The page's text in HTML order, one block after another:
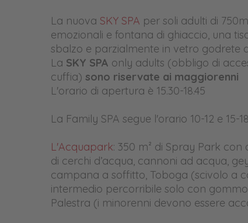
La nuova SKY SPA per soli adulti di
emozionali e fontana di ghiaccio, una
sbalzo e parzialmente in vetro godrete
La SKY SPA only adults (obbligo di
cuffia) sono riservate ai maggiorenni
L'orario di apertura è 15.30-18.45
La Family SPA segue l'orario 10-12 e 15-
L'Acquapark: 350 m² di Spray Park
di cerchi d’acqua, cannoni ad acqua,
campana a soffitto, Toboga (scivolo a
intermedio percorribile solo con
Palestra (i minorenni devono essere